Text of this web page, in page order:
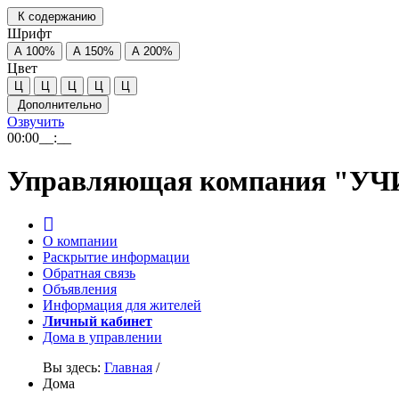
К содержанию
Шрифт
А 100% А 150% А 200%
Цвет
Ц Ц Ц Ц
Ц
Дополнительно
Озвучить
00:00 __:__
Управляющая компания
О компании
Раскрытие информации
Обратная связь
Объявления
Информация для жителей
Личный кабинет
Дома в управлении
Вы здесь: Главная /
Дома